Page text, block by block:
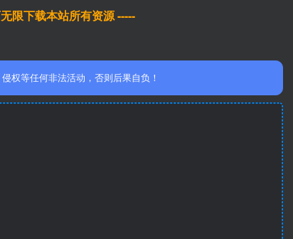
限下载本站所有资源 -----
权等任何非法活动，否则后果自负！